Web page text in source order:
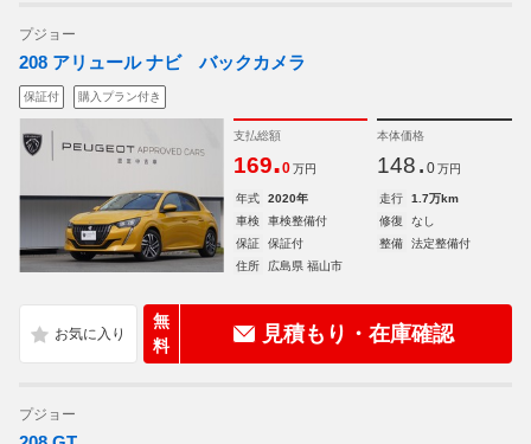
プジョー
208 アリュール ナビ バックカメラ
保証付 購入プラン付き
支払総額
169.0 万円
本体価格
148. 0 万円
年式 2020年 走行
1.7万km
車検
車検整備付 修復
なし
保証
保証付 整備
法定整備付
住所
広島県 福山市
無
料
見積もり・在庫確認
プジョー